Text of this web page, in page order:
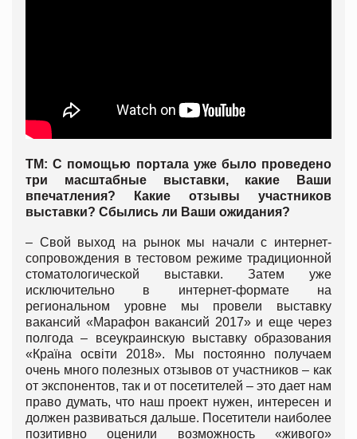
ТМ: С помощью портала уже было проведено
три масштабные выставки, какие Ваши
впечатления? Какие отзывы участников
выставки? Сбылись ли Ваши ожидания?
– Свой выход на рынок мы начали с интернет-
сопровождения в тестовом режиме традиционной
стоматологической выставки. Затем уже
исключительно в интернет-формате на
региональном уровне мы провели выставку
вакансий «Марафон вакансий 2017» и еще через
полгода – всеукраинскую выставку образования
«Країна освіти 2018». Мы постоянно получаем
очень много полезных отзывов от участников – как
от экспонентов, так и от посетителей – это дает нам
право думать, что наш проект нужен, интересен и
должен развиваться дальше. Посетители наиболее
позитивно оценили возможность «живого»